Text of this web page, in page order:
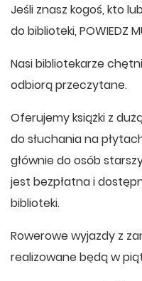
Jeśli znasz kogoś, kto
do biblioteki, POWIEDZ
Nasi bibliotekarze
odbiorą przeczytane.
Oferujemy książki z
do słuchania na
głównie do osób
jest bezpłatna i
biblioteki.
Rowerowe wyjazdy z
realizowane będą w